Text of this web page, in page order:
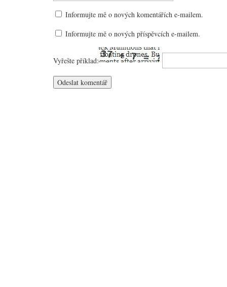
Informujte mě o nových komentářích e-mailem.
Informujte mě o nových příspěvcích e-mailem.
Vyřešte příklad: